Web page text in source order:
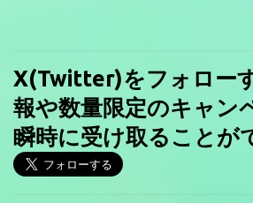
X(Twitter)をフォロー
報や数量限定のキャン
瞬時に受け取ることが